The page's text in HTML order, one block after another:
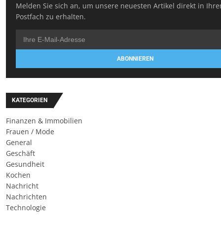
Melden Sie sich an, um unsere neuesten Artikel direkt in
Postfach zu erhalten.
ABONNIEREN
KATEGORIEN
Finanzen & Immobilien
Frauen / Mode
General
Geschäft
Gesundheit
Kochen
Nachricht
Nachrichten
Technologie